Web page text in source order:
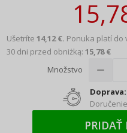
Ušetríte 14,12 €. Ponuka platí do
30 dni przed obniżką: 15,78 €
Množstvo